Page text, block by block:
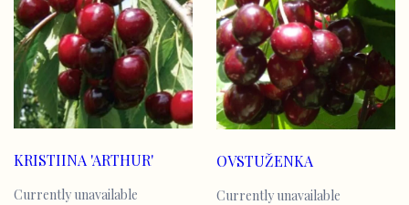
KRISTIINA 'ARTHUR'
Currently unavailable
OVSTUŽENKA
Currently unavailable